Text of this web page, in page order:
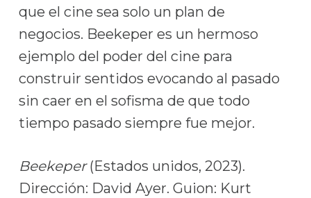
que el cine sea solo un plan de
negocios. Beekeper es un hermoso
ejemplo del poder del cine para
construir sentidos evocando al pasado
sin caer en el sofisma de que todo
tiempo pasado siempre fue mejor.
Beekeper(Estados unidos, 2023).
Dirección: David Ayer. Guion: Kurt